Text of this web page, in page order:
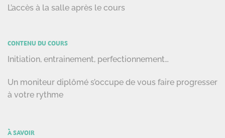
L’accès à la salle après le cours
CONTENU DU COURS
Initiation, entrainement, perfectionnement…
Un moniteur diplômé s’occupe de vous faire progresser
à votre rythme
À SAVOIR